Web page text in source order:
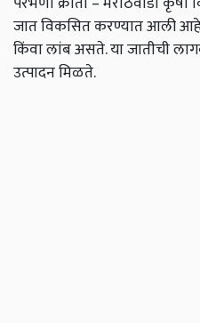
जात विकसित करण्यात आली आहे.
किंवा लांब असते. या जातीची
उत्पादन मिळते.